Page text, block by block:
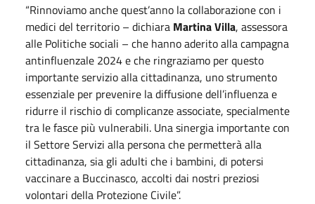
“Rinnoviamo anche quest’anno la collaborazione con i
medici del territorio – dichiara Martina Villa, assessora
alle Politiche sociali – che hanno aderito alla campagna
antinfluenzale 2024 e che ringraziamo per questo
importante servizio alla cittadinanza, uno strumento
essenziale per prevenire la diffusione dell’influenza e
ridurre il rischio di complicanze associate, specialmente
tra le fasce più vulnerabili. Una sinergia importante con
il Settore Servizi alla persona che permetterà alla
cittadinanza, sia gli adulti che i bambini, di potersi
vaccinare a Buccinasco, accolti dai nostri preziosi
volontari della Protezione Civile”.